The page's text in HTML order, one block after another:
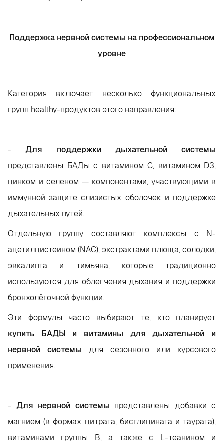
Поддержка нервной системы на профессиональном
уровне
Категория включает несколько функциональных
групп healthy-продуктов этого направления:
-Для поддержки дыхательной системы
представлены БАДы с витамином C, витамином D3,
цинком и селеном — компонентами, участвующими в
иммунной защите слизистых оболочек и поддержке
дыхательных путей.
Отдельную группу составляют комплексы с N-
ацетилцистеином (NAC), экстрактами плюща, солодки,
эвкалипта и тимьяна, которые традиционно
используются для облегчения дыхания и поддержки
бронхолёгочной функции.
Эти формулы часто выбирают те, кто планирует
купить БАДЫ и витамины для дыхательной и
нервной системы для сезонного или курсового
применения.
- Для нервной системы представлены добавки с
магнием (в формах цитрата, бисглицината и таурата),
витаминами группы B, а также с L-теанином и